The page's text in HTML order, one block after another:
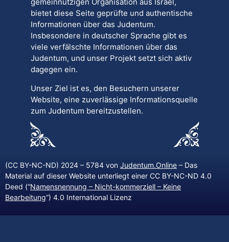
gemeinnützigen Organisation aus Israel,
bietet diese Seite geprüfte und authentische
Informationen über das Judentum.
Insbesondere in deutscher Sprache gibt es
viele verfälschte Informationen über das
Judentum, und unser Projekt setzt sich aktiv
dagegen ein.
Unser Ziel ist es, den Besuchern unserer
Website, eine zuverlässige Informationsquelle
zum Judentum bereitzustellen.
(CC BY-NC-ND) 2024 – 5784 von Judentum.Online – Das
Material auf dieser Website unterliegt einer CC BY-NC-ND 4.0
Deed (“Namensnennung – Nicht-kommerziell – Keine
Bearbeitung“) 4.0 International Lizenz